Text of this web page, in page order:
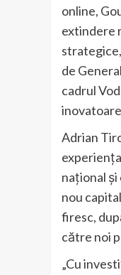
online,
extindere
de
cadrul
Adrian
național
nou
firesc,
către noi
„Cu